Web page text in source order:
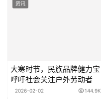
资讯
大寒时节，民族品牌健力宝
呼吁社会关注户外劳动者
2026-02-02 144.9K